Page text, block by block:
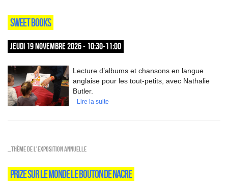
SWEET BOOKS
JEUDI 19 NOVEMBRE 2026 - 10:30-11:00
Lecture d’albums et chansons en langue
anglaise pour les tout-petits, avec Nathalie
Butler.
Lire la suite
_Thème de l'exposition annuelle
PRIZE SUR LE MONDE LE BOUTON DE NACRE